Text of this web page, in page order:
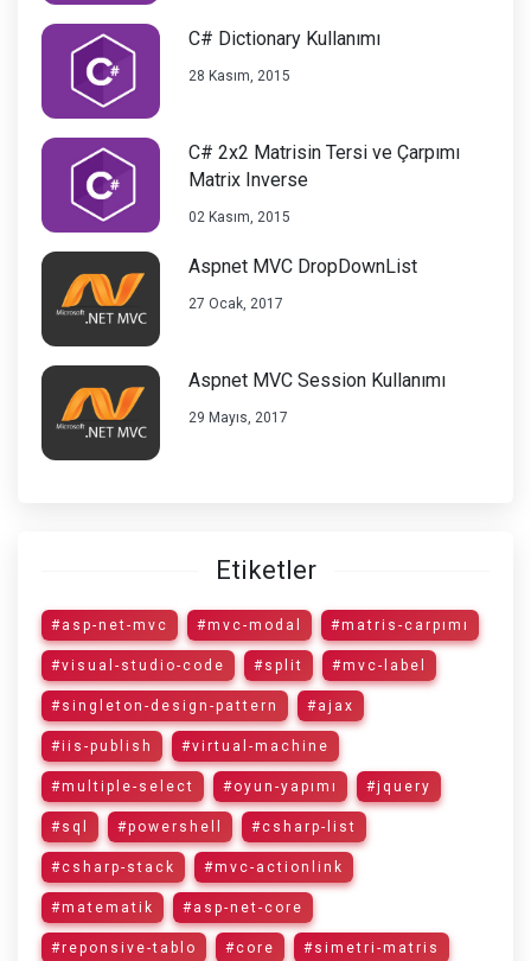
C# Dictionary Kullanımı
28 Kasım, 2015
C# 2x2 Matrisin Tersi ve Çarpımı
Matrix Inverse
02 Kasım, 2015
Aspnet MVC DropDownList
27 Ocak, 2017
Aspnet MVC Session Kullanımı
29 Mayıs, 2017
Etiketler
#asp-net-mvc #mvc-modal #matris-carpımı
#visual-studio-code #split #mvc-label
#singleton-design-pattern #ajax
#iis-publish #virtual-machine
#multiple-select #oyun-yapımı #jquery
#sql #powershell #csharp-list
#csharp-stack #mvc-actionlink
#matematik #asp-net-core
#reponsive-tablo #core #simetri-matris